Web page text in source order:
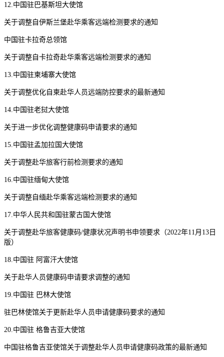
12.中国驻巴基斯坦大使馆
关于调整自伊斯兰堡赴华乘客远端检测要求的通知
中国驻卡拉奇总领馆
关于调整自卡拉奇赴华乘客远端检测要求的通知
13.中国驻柬埔寨大使馆
关于调整优化自柬赴华人员远端防控要求的最新通知
14.中国驻老挝大使馆
关于进一步优化调整健康码申请要求的通知
15.中国驻孟加拉国大使馆
关于调整赴华旅客行前检测要求的通知
16.中国驻缅甸大使馆
关于调整自缅赴华乘客远端检测要求的通知
17.中华人民共和国驻蒙古国大使馆
关于调整赴华旅客健康码/健康状况声明书申领要求（2022年11月13日
版）
18.中国驻 阿富汗大使馆
关于赴华人员健康码申请要求调整的通知
19.中国驻 巴林大使馆
驻巴林使馆关于更新赴华人员申请健康码要求的通知
20.中国驻 格鲁吉亚大使馆
中国驻格鲁吉亚使馆关于调整赴华人员申请健康码政策的最新通知